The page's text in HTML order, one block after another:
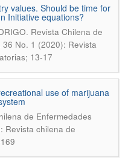
values. Should be time for
Initiative equations?
. Revista Chilena de
No. 1 (2020): Revista
13-17
use of marijuana
de Enfermedades
Revista chilena de